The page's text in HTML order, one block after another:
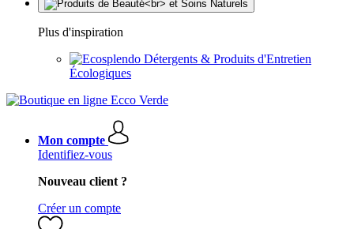
Plus d'inspiration
Détergents & Produits d'Entretien
Écologiques
Mon compte
Identifiez-vous
Nouveau client ?
Créer un compte